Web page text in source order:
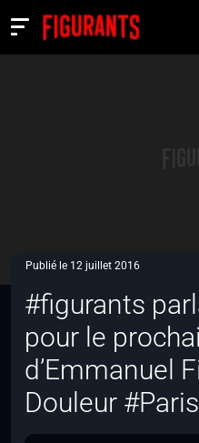
Actualités
Publié le 12 juillet 2016
#figurants
pour le
d’Emmanuel
Douleur #Paris